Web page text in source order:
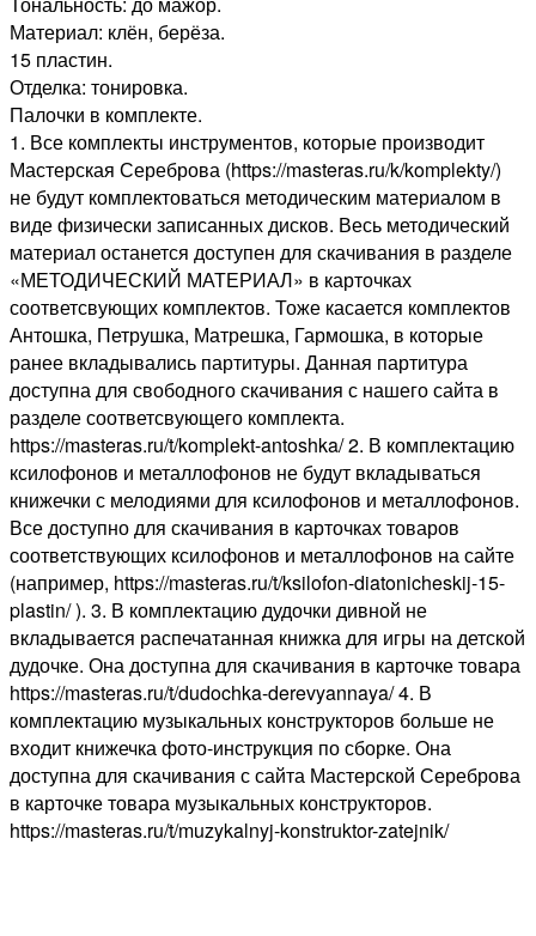
Материал: клён, берёза.
15 пластин.
Отделка: тонировка.
Палочки в комплекте.
1. Все комплекты инструментов, которые производит
Мастерская Сереброва (https://masteras.ru/k/komplekty/)
не будут комплектоваться методическим материалом в
виде физически записанных дисков. Весь методический
материал останется доступен для скачивания в разделе
«МЕТОДИЧЕСКИЙ МАТЕРИАЛ» в карточках
соответсвующих комплектов. Тоже касается комплектов
Антошка, Петрушка, Матрешка, Гармошка, в которые
ранее вкладывались партитуры. Данная партитура
доступна для свободного скачивания с нашего сайта в
разделе соответсвующего комплекта.
https://masteras.ru/t/komplekt-antoshka/ 2. В комплектацию
ксилофонов и металлофонов не будут вкладываться
книжечки с мелодиями для ксилофонов и металлофонов.
Все доступно для скачивания в карточках товаров
соответствующих ксилофонов и металлофонов на сайте
(например, https://masteras.ru/t/ksilofon-diatonicheskij-15-
plastin/ ). 3. В комплектацию дудочки дивной не
вкладывается распечатанная книжка для игры на детской
дудочке. Она доступна для скачивания в карточке товара
https://masteras.ru/t/dudochka-derevyannaya/ 4. В
комплектацию музыкальных конструкторов больше не
входит книжечка фото-инструкция по сборке. Она
доступна для скачивания с сайта Мастерской Сереброва
в карточке товара музыкальных конструкторов.
https://masteras.ru/t/muzykalnyj-konstruktor-zatejnik/